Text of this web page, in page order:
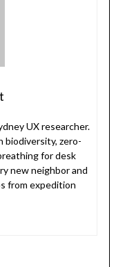
UX researcher.
biodiversity, zero-
for desk
new neighbor and
from expedition